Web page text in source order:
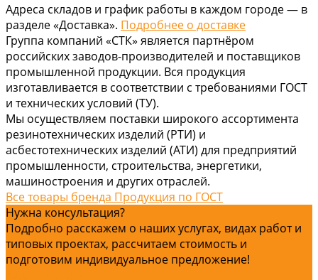
Адреса складов и график работы в каждом городе — в
разделе «Доставка». Подробнее о доставке
Группа компаний «СТК» является партнёром
российских заводов-производителей и поставщиков
промышленной продукции. Вся продукция
изготавливается в соответствии с требованиями ГОСТ
и технических условий (ТУ).
Мы осуществляем поставки широкого ассортимента
резинотехнических изделий (РТИ) и
асбестотехнических изделий (АТИ) для предприятий
промышленности, строительства, энергетики,
машиностроения и других отраслей.
Все товары бренда Продукция по ГОСТ
Нужна консультация?
Подробно расскажем о наших услугах, видах работ и
типовых проектах, рассчитаем стоимость и
подготовим индивидуальное предложение!